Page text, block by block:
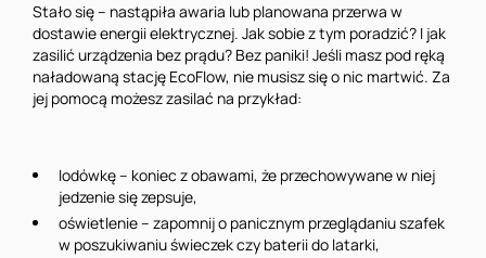
Stało się – nastąpiła awaria lub planowana przerwa w
dostawie energii elektrycznej. Jak sobie z tym poradzić? I jak
zasilić urządzenia bez prądu? Bez paniki! Jeśli masz pod ręką
naładowaną stację EcoFlow, nie musisz się o nic martwić. Za
jej pomocą możesz zasilać na przykład:
lodówkę – koniec z obawami, że przechowywane w niej
jedzenie się zepsuje,
oświetlenie – zapomnij o panicznym przeglądaniu szafek
w poszukiwaniu świeczek czy baterii do latarki,